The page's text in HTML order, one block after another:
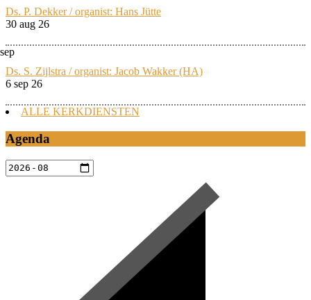
Ds. P. Dekker / organist: Hans Jütte
30 aug 26
sep
Ds. S. Zijlstra / organist: Jacob Wakker (HA)
6 sep 26
ALLE KERKDIENSTEN
Agenda